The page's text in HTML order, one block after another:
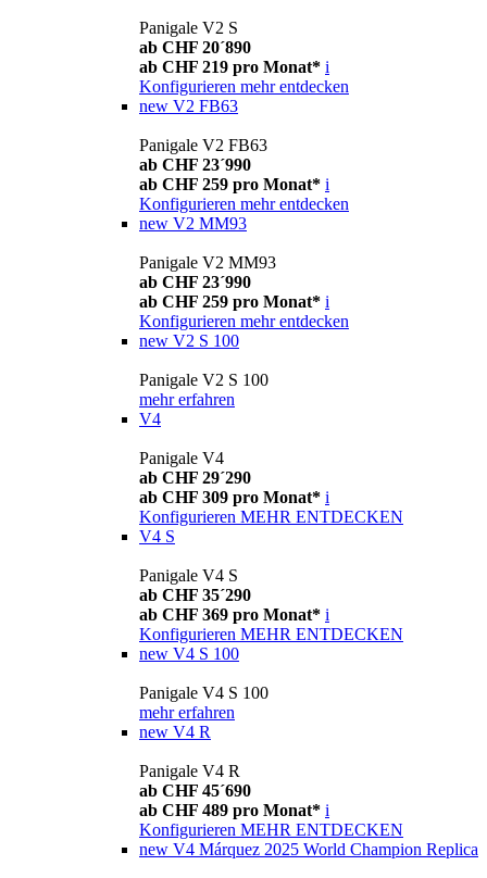
Panigale V2 S
ab CHF 20´890
ab CHF 219 pro Monat* i
Konfigurieren mehr entdecken
new V2 FB63
Panigale V2 FB63
ab CHF 23´990
ab CHF 259 pro Monat* i
Konfigurieren mehr entdecken
new V2 MM93
Panigale V2 MM93
ab CHF 23´990
ab CHF 259 pro Monat* i
Konfigurieren mehr entdecken
new V2 S 100
Panigale V2 S 100
mehr erfahren
V4
Panigale V4
ab CHF 29´290
ab CHF 309 pro Monat* i
Konfigurieren MEHR ENTDECKEN
V4 S
Panigale V4 S
ab CHF 35´290
ab CHF 369 pro Monat* i
Konfigurieren MEHR ENTDECKEN
new V4 S 100
Panigale V4 S 100
mehr erfahren
new V4 R
Panigale V4 R
ab CHF 45´690
ab CHF 489 pro Monat* i
Konfigurieren MEHR ENTDECKEN
new V4 Márquez 2025 World Champion Replica